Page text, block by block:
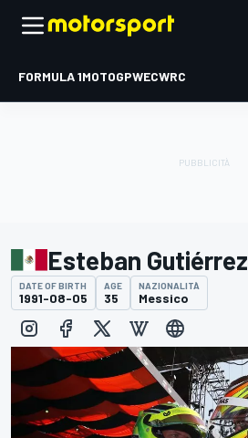
FORMULA 1MOTOGPWECWRC
Esteban Gutiérrez
DATE OF BIRTH
1991-08-05
AGE
35
NAZIONALITÀ
Messico